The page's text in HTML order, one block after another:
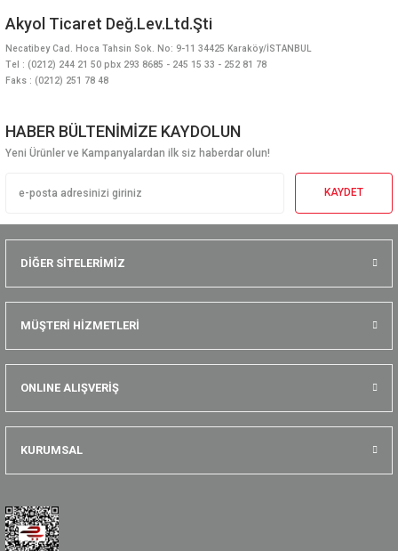
Akyol Ticaret Değ.Lev.Ltd.Şti
Necatibey Cad. Hoca Tahsin Sok. No: 9-11 34425 Karaköy/İSTANBUL
Tel : (0212) 244 21 50 pbx 293 8685 - 245 15 33 - 252 81 78
Faks : (0212) 251 78 48
HABER BÜLTENİMİZE KAYDOLUN
Yeni Ürünler ve Kampanyalardan ilk siz haberdar olun!
KAYDET
DİĞER SİTELERİMİZ
MÜŞTERİ HİZMETLERİ
ONLINE ALIŞVERİŞ
KURUMSAL